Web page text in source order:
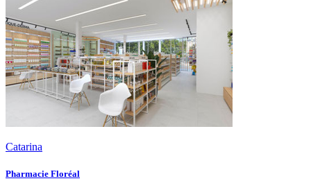
Catarina
Pharmacie Floréal